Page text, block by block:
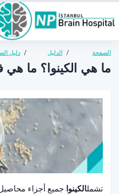
الصفحة
الرئيسية
/ الدليل
الصحي
/ دليل
ما هي الكينوا؟ ما هي
تشملالكينوا جميع أجزاء